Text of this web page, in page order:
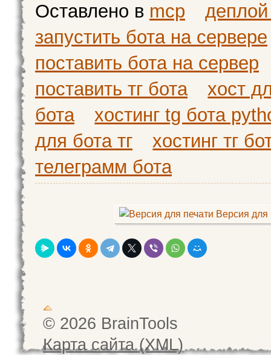
Оставлено в mcp
запустить бота на сервере
поставить бота на сервер
поставить тг бота
хост
бота
хостинг tg бота
для бота тг
хостинг тг
телеграмм бота
Версия для
© 2026 BrainTools
Карта сайта (XML)